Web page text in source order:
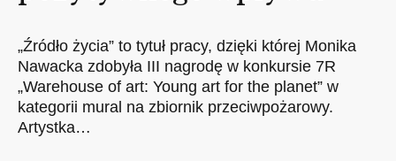
„Źródło życia” to tytuł pracy, dzięki której Monika
Nawacka zdobyła III nagrodę w konkursie 7R
„Warehouse of art: Young art for the planet” w
kategorii mural na zbiornik przeciwpożarowy.
Artystka…